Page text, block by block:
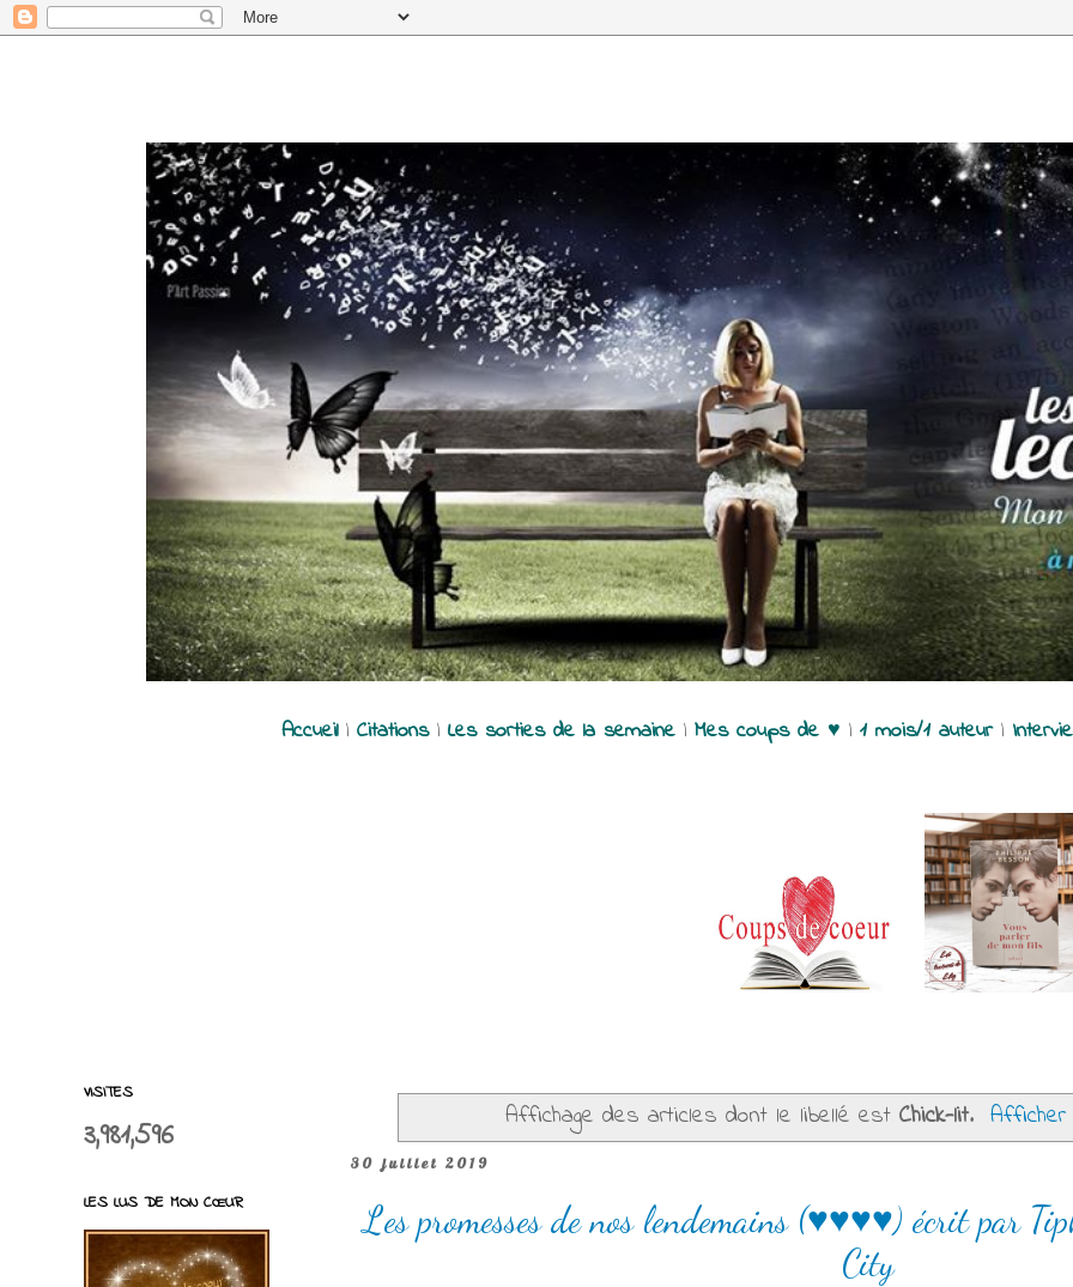
Accueil| Citations| Les sorties de la semaine| Mes coups de ♥ | 1 mois/1 auteur|
Affichage des articles dont le libellé est Chick-lit.
30 juillet 2019
Les promesses de nos lendemains (♥♥♥♥) écrit par
City
VISITES
3,981,596
LES LUS DE MON CŒUR